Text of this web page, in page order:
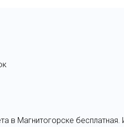
в Магнитогорске